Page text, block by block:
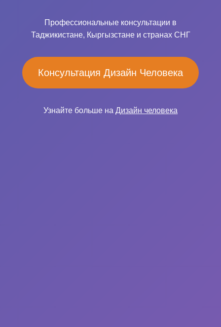
Профессиональные консультации в
Таджикистане, Кыргызстане и странах СНГ
Консультация Дизайн Человека
Узнайте больше на Дизайн человека